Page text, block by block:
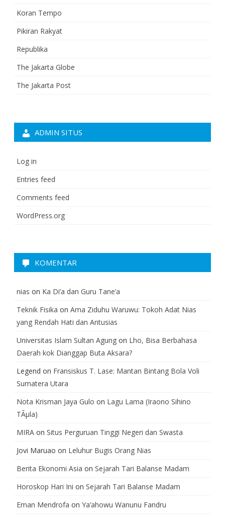
Koran Tempo
Pikiran Rakyat
Republika
The Jakarta Globe
The Jakarta Post
ADMIN SITUS
Log in
Entries feed
Comments feed
WordPress.org
KOMENTAR
nias on Ka Di’a dan Guru Tane’a
Teknik Fisika on Ama Ziduhu Waruwu: Tokoh Adat Nias
yang Rendah Hati dan Antusias
Universitas Islam Sultan Agung on Lho, Bisa Berbahasa
Daerah kok Dianggap Buta Aksara?
Legend on Fransiskus T. Lase: Mantan Bintang Bola Voli
Sumatera Utara
Nota Krisman Jaya Gulo on Lagu Lama (Iraono Sihino
TÃµla)
MIRA on Situs Perguruan Tinggi Negeri dan Swasta
Jovi Maruao on Leluhur Bugis Orang Nias
Berita Ekonomi Asia on Sejarah Tari Balanse Madam
Horoskop Hari Ini on Sejarah Tari Balanse Madam
Eman Mendrofa on Ya’ahowu Wanunu Fandru